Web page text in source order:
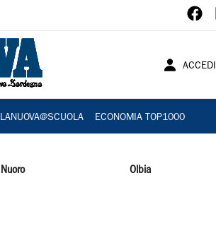
ACCEDI
LANUOVA@SCUOLA ECONOMIA TOP1000
Nuoro Olbia